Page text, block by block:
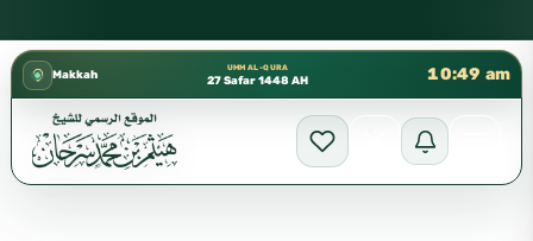
Makkah
UMM AL-QURA
27 Safar 1448 AH 10:49 am